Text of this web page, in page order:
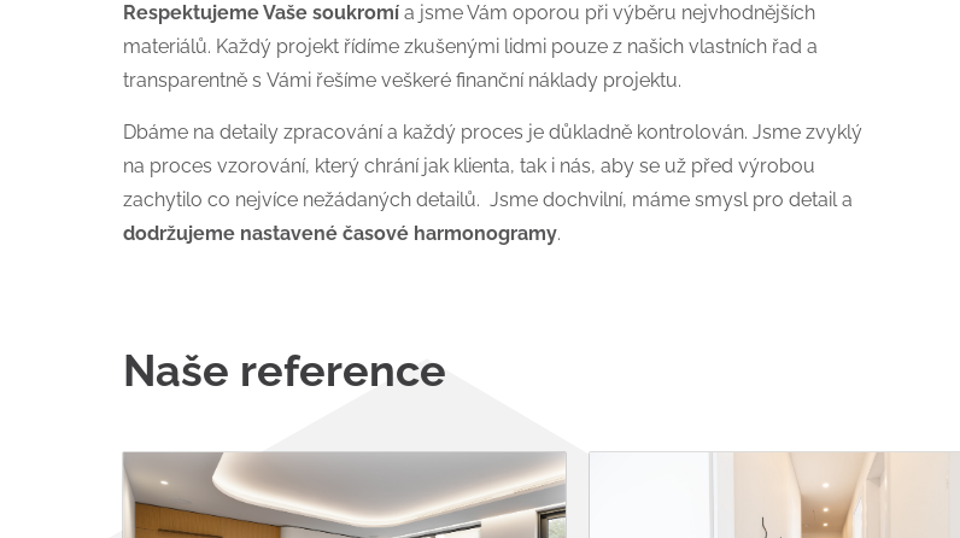
Respektujeme Vaše soukromí a jsme Vám oporou při výběru nejvhodnějších
materiálů. Každý projekt řídíme zkušenými lidmi pouze z našich vlastních řad a
transparentně s Vámi řešíme veškeré finanční náklady projektu.
Dbáme na detaily zpracování a každý proces je důkladně kontrolován. Jsme zvyklý
na proces vzorování, který chrání jak klienta, tak i nás, aby se už před výrobou
zachytilo co nejvíce nežádaných detailů. Jsme dochvilní, máme smysl pro detail a
dodržujeme nastavené časové harmonogramy.
Naše reference